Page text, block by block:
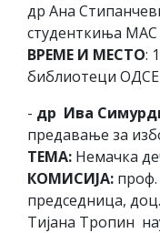
др Ана
студенткиња МАС
ВРЕМЕ И МЕСТО:
библиотеци
- др Ива
предавање за
ТЕМА: Немачка
КОМИСИЈА:
председница,
Тијана Тропин